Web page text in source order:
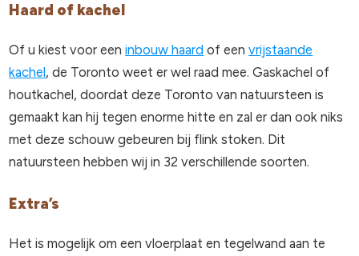
Haard of kachel
Of u kiest voor eeninbouw haard of eenvrijstaande
kachel, de Toronto weet er wel raad mee. Gaskachel of
houtkachel, doordat deze Toronto van natuursteen is
gemaakt kan hij tegen enorme hitte en zal er dan ook niks
met deze schouw gebeuren bij flink stoken. Dit
natuursteen hebben wij in 32 verschillende soorten.
Extra’s
Het is mogelijk om een vloerplaat en tegelwand aan te